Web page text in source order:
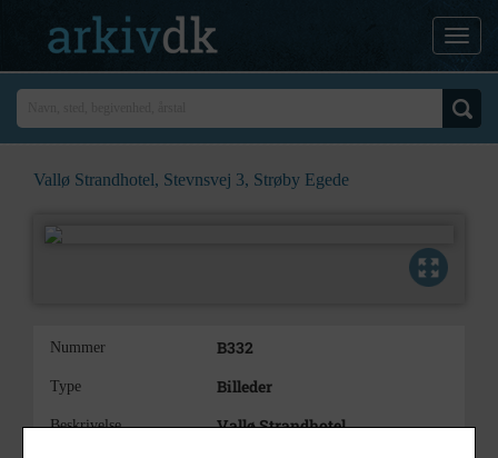
Vallø Strandhotel, Stevnsvej 3, Strøby Egede
Nummer B332
Type Billeder
Beskrivelse Vallø Strandhotel